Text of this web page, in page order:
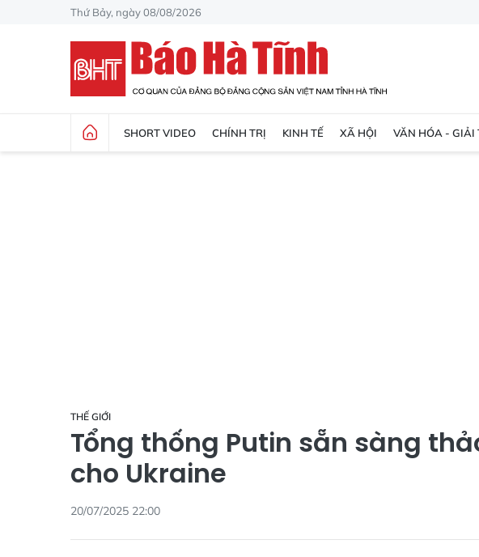
Thứ Bảy, ngày 08/08/2026
SHORT VIDEO CHÍNH TRỊ KINH TẾ XÃ HỘI VĂN HÓA - GIẢI
THẾ GIỚI
Tổng thống Putin sẵn sàng
cho Ukraine
20/07/2025 22:00